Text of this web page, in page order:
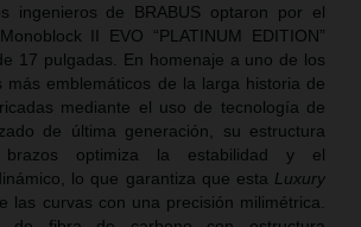
ingenieros de BRABUS optaron por el
II EVO “PLATINUM EDITION”
17 pulgadas. En homenaje a uno de los
más emblemáticos de la larga historia de
mediante el uso de tecnología de
de última generación, su estructura
optimiza la estabilidad y el
lo que garantiza que esta Luxury
las curvas con una precisión milimétrica.